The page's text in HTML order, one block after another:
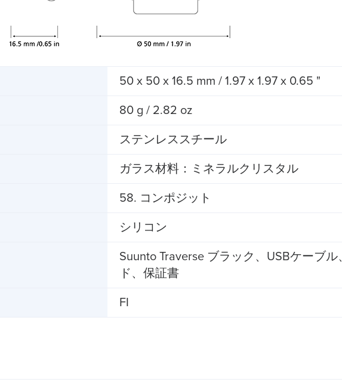
50 x 50 x 16.5 mm / 1.97 x 1.97 x 0.65 "
80 g / 2.82 oz
ステンレススチール
ガラス材料：ミネラルクリスタル
58. コンポジット
シリコン
Suunto Traverse ブラック、USBケーブル
ド、保証書
FI